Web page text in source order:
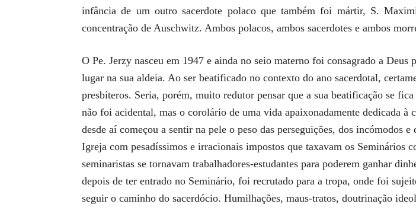
infância de um outro sacerdote polaco que também foi mártir, S.
concentração de Auschwitz. Ambos polacos, ambos sacerdotes e ambos
O Pe. Jerzy nasceu em 1947 e ainda no seio materno foi consagrado a
lugar na sua aldeia. Ao ser beatificado no contexto do ano sacerdotal,
presbíteros. Seria, porém, muito redutor pensar que a sua beatificação se
não foi acidental, mas o corolário de uma vida apaixonadamente dedicada
desde aí começou a sentir na pele o peso das perseguições, dos incómodos
Igreja com pesadíssimos e irracionais impostos que taxavam os Seminários
seminaristas se tornavam trabalhadores-estudantes para poderem ganhar
depois de ter entrado no Seminário, foi recrutado para a tropa, onde foi
seguir o caminho do sacerdócio. Humilhações, maus-tratos, doutrinação